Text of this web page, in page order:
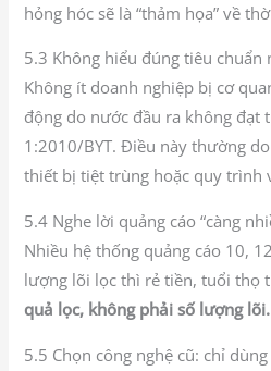
hỏng hóc sẽ là “thảm họa” về
5.3 Không hiểu đúng tiêu chuẩn
Không ít doanh nghiệp bị cơ
động do nước đầu ra không đạt
1:2010/BYT. Điều này thường
thiết bị tiệt trùng hoặc quy trình
5.4 Nghe lời quảng cáo “càng
Nhiều hệ thống quảng cáo 10,
lượng lõi lọc thì rẻ tiền, tuổi thọ
quả lọc, không phải số lượng lõi.
5.5 Chọn công nghệ cũ: chỉ dùng